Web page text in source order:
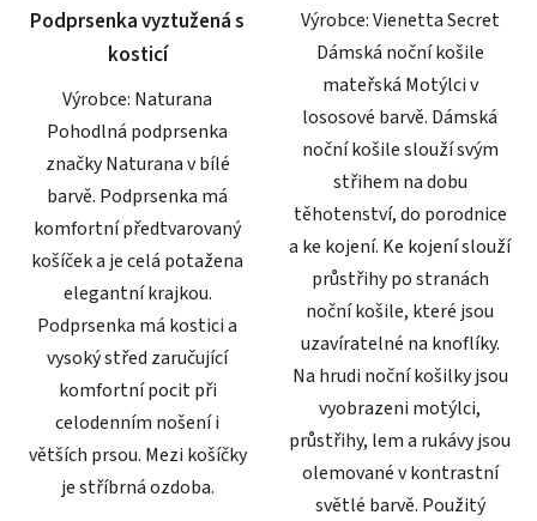
hvězdiček.
Podprsenka vyztužená s
kosticí
Výrobce: Naturana
Pohodlná podprsenka
značky Naturana v bílé
barvě. Podprsenka má
komfortní předtvarovaný
košíček a je celá potažena
elegantní krajkou.
Podprsenka má kostici a
vysoký střed zaručující
komfortní pocit při
celodenním nošení i
větších prsou. Mezi košíčky
je stříbrná ozdoba.
hvězdiček.
Výrobce: Vienetta Secret
Dámská noční košile
mateřská Motýlci v
lososové barvě. Dámská
noční košile slouží svým
střihem na dobu
těhotenství, do porodnice
a ke kojení. Ke kojení slouží
průstřihy po stranách
noční košile, které jsou
uzavíratelné na knoflíky.
Na hrudi noční košilky jsou
vyobrazeni motýlci,
průstřihy, lem a rukávy jsou
olemované v kontrastní
světlé barvě. Použitý